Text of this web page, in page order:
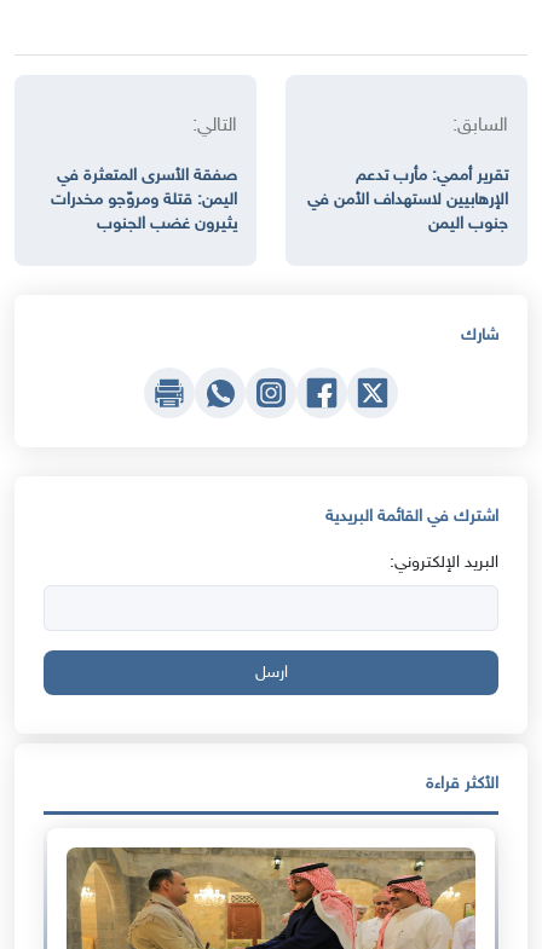
السابق:
تقرير أممي: مأرب تدعم
الإرهابيين لاستهداف الأمن في
جنوب اليمن
التالي:
صفقة الأسرى المتعثرة في
اليمن: قتلة ومروّجو مخدرات
يثيرون غضب الجنوب
شارك
اشترك في القائمة البريدية
البريد الإلكتروني:
ارسل
الأكثر قراءة